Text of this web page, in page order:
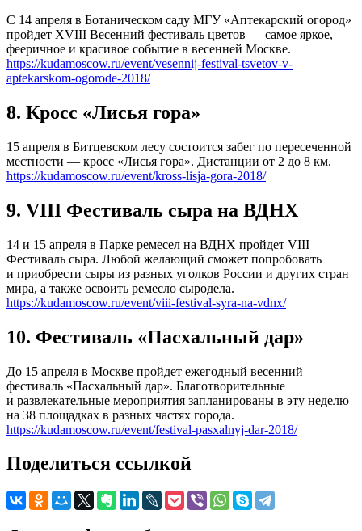
С 14 апреля в Ботаническом саду МГУ «Аптекарский огород»
пройдет XVIII Весенний фестиваль цветов — самое яркое,
фееричное и красивое событие в весенней Москве.
https://kudamoscow.ru/event/vesennij-festival-tsvetov-v-
aptekarskom-ogorode-2018/
8. Кросс «Лисья гора»
15 апреля в Битцевском лесу состоится забег по пересеченной
местности — кросс «Лисья гора». Дистанции от 2 до 8 км.
https://kudamoscow.ru/event/kross-lisja-gora-2018/
9. VIII Фестиваль сыра на ВДНХ
14 и 15 апреля в Парке ремесел на ВДНХ пройдет VIII
Фестиваль сыра. Любой желающий сможет попробовать
и приобрести сыры из разных уголков России и других стран
мира, а также освоить ремесло сыродела.
https://kudamoscow.ru/event/viii-festival-syra-na-vdnx/
10. Фестиваль «Пасхальный дар»
До 15 апреля в Москве пройдет ежегодный весенний
фестиваль «Пасхальный дар». Благотворительные
и развлекательные мероприятия запланированы в эту неделю
на 38 площадках в разных частях города.
https://kudamoscow.ru/event/festival-pasxalnyj-dar-2018/
Поделиться ссылкой